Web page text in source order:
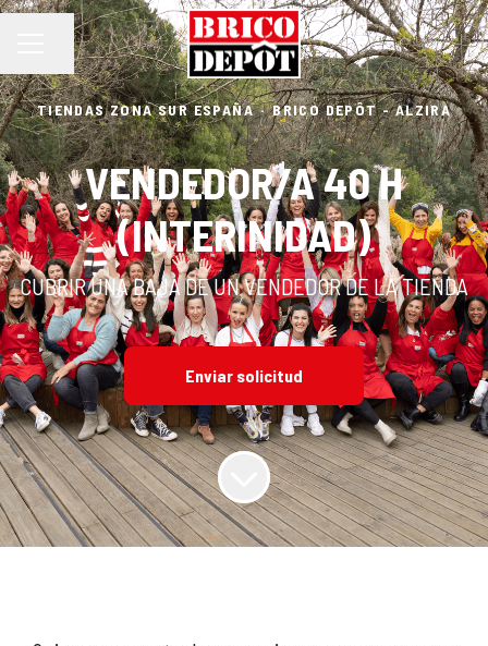
MENÚ DE EMPLEO
Compartir página
TIENDAS ZONA SUR ESPAÑA · BRICO DEPÔT - ALZIRA
VENDEDOR/A 40 H
(INTERINIDAD)
CUBRIR UNA BAJA DE UN VENDEDOR DE LA TIENDA
Enviar solicitud